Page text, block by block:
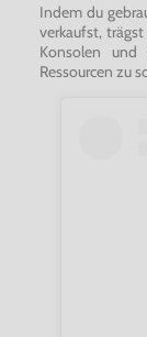
Indem du
verkaufst,
Konsolen
Ressourcen zu